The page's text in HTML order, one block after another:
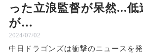
った立浪監督が呆然...低
が…
2024/07/02
中日ドラゴンズは衝撃のニュースを